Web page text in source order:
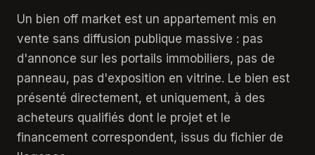
Un bien off market est un appartement mis en
vente sans diffusion publique massive : pas
d'annonce sur les portails immobiliers, pas de
panneau, pas d'exposition en vitrine. Le bien est
présenté directement, et uniquement, à des
acheteurs qualifiés dont le projet et le
financement correspondent, issus du fichier de